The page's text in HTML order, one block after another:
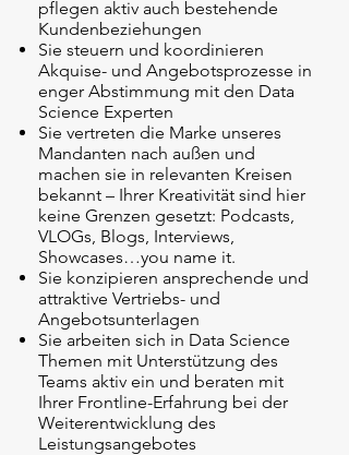
pflegen aktiv auch bestehende
Kundenbeziehungen
Sie steuern und koordinieren
Akquise- und Angebotsprozesse in
enger Abstimmung mit den Data
Science Experten
Sie vertreten die Marke unseres
Mandanten nach außen und
machen sie in relevanten Kreisen
bekannt – Ihrer Kreativität sind hier
keine Grenzen gesetzt: Podcasts,
VLOGs, Blogs, Interviews,
Showcases…you name it.
Sie konzipieren ansprechende und
attraktive Vertriebs- und
Angebotsunterlagen
Sie arbeiten sich in Data Science
Themen mit Unterstützung des
Teams aktiv ein und beraten mit
Ihrer Frontline-Erfahrung bei der
Weiterentwicklung des
Leistungsangebotes